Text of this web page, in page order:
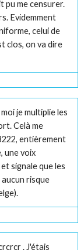
pu me censurer.
Evidemment
celui de
clos, on va dire
je multiplie les
Celà me
entièrement
une voix
signale que les
risque
. J'étais